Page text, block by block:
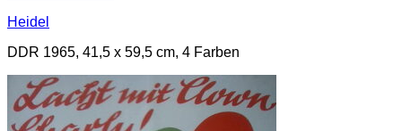
Heidel
DDR 1965, 41,5 x 59,5 cm, 4 Farben